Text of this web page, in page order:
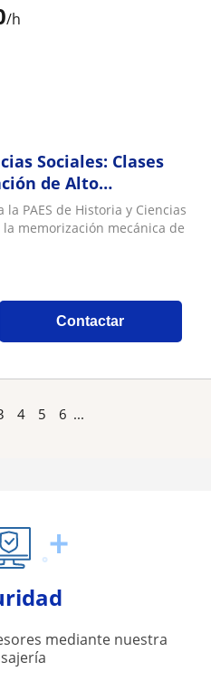
/h
Sociales: Clases
de Alto
PAES de Historia y Ciencias
memorización mecánica de
Contactar
4 5 6 ...
mediante nuestra